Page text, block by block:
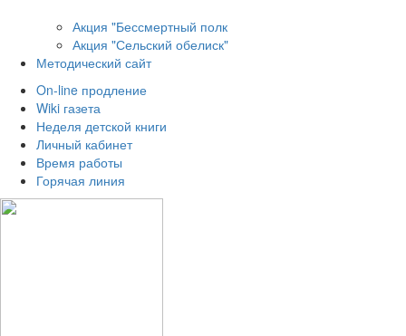
Акция "Бессмертный полк
Акция "Сельский обелиск"
Методический сайт
On-line продление
Wiki газета
Неделя детской книги
Личный кабинет
Время работы
Горячая линия